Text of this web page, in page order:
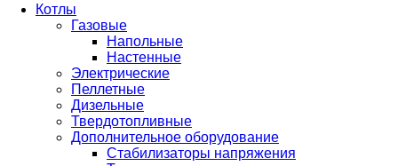
Котлы
Газовые
Напольные
Настенные
Электрические
Пеллетные
Дизельные
Твердотопливные
Дополнительное оборудование
Стабилизаторы напряжения